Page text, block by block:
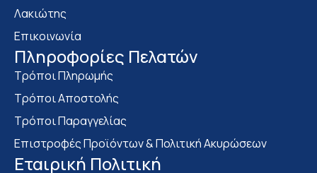
Λακιώτης
Επικοινωνία
Πληροφορίες Πελατών
Τρόποι Πληρωμής
Τρόποι Αποστολής
Τρόποι Παραγγελίας
Επιστροφές Προϊόντων & Πολιτική Ακυρώσεων
Eταιρική Πολιτική